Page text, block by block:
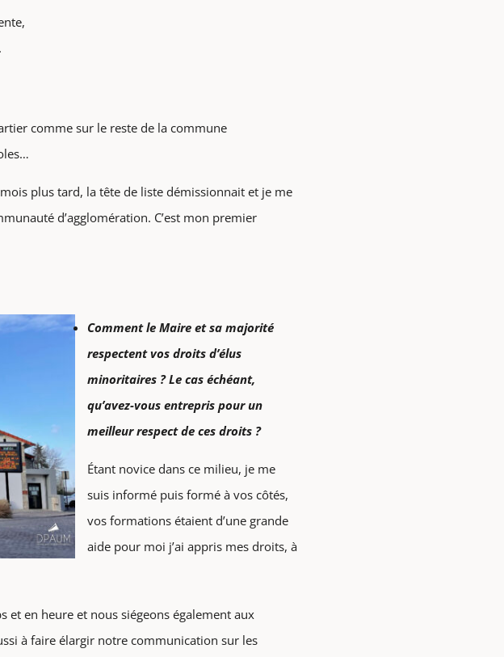
comme sur le reste de la commune
plus tard, la tête de liste démissionnait et je me
d’agglomération. C’est mon premier
Comment le Maire et sa majorité
respectent vos droits d’élus
minoritaires ? Le cas échéant,
qu’avez-vous entrepris pour un
meilleur respect de ces droits ?
Étant novice dans ce milieu, je me
suis informé puis formé à vos côtés,
vos formations étaient d’une grande
aide pour moi j’ai appris mes droits, à
et en heure et nous siégeons également aux
à faire élargir notre communication sur les